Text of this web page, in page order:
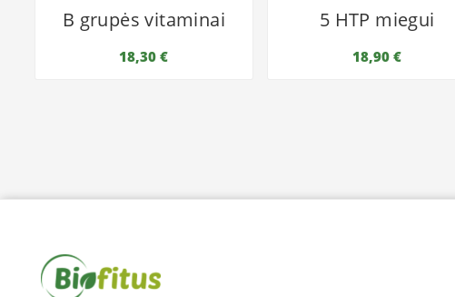
B grupės vitaminai
18,30 €
5 HTP miegui
18,90 €